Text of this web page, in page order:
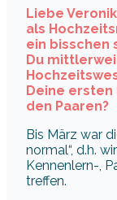
Liebe
als
ein bisschen
Du
Deine
den Paaren?
Bis März war
normal“, d.h.
Kennenlern-,
treffen.